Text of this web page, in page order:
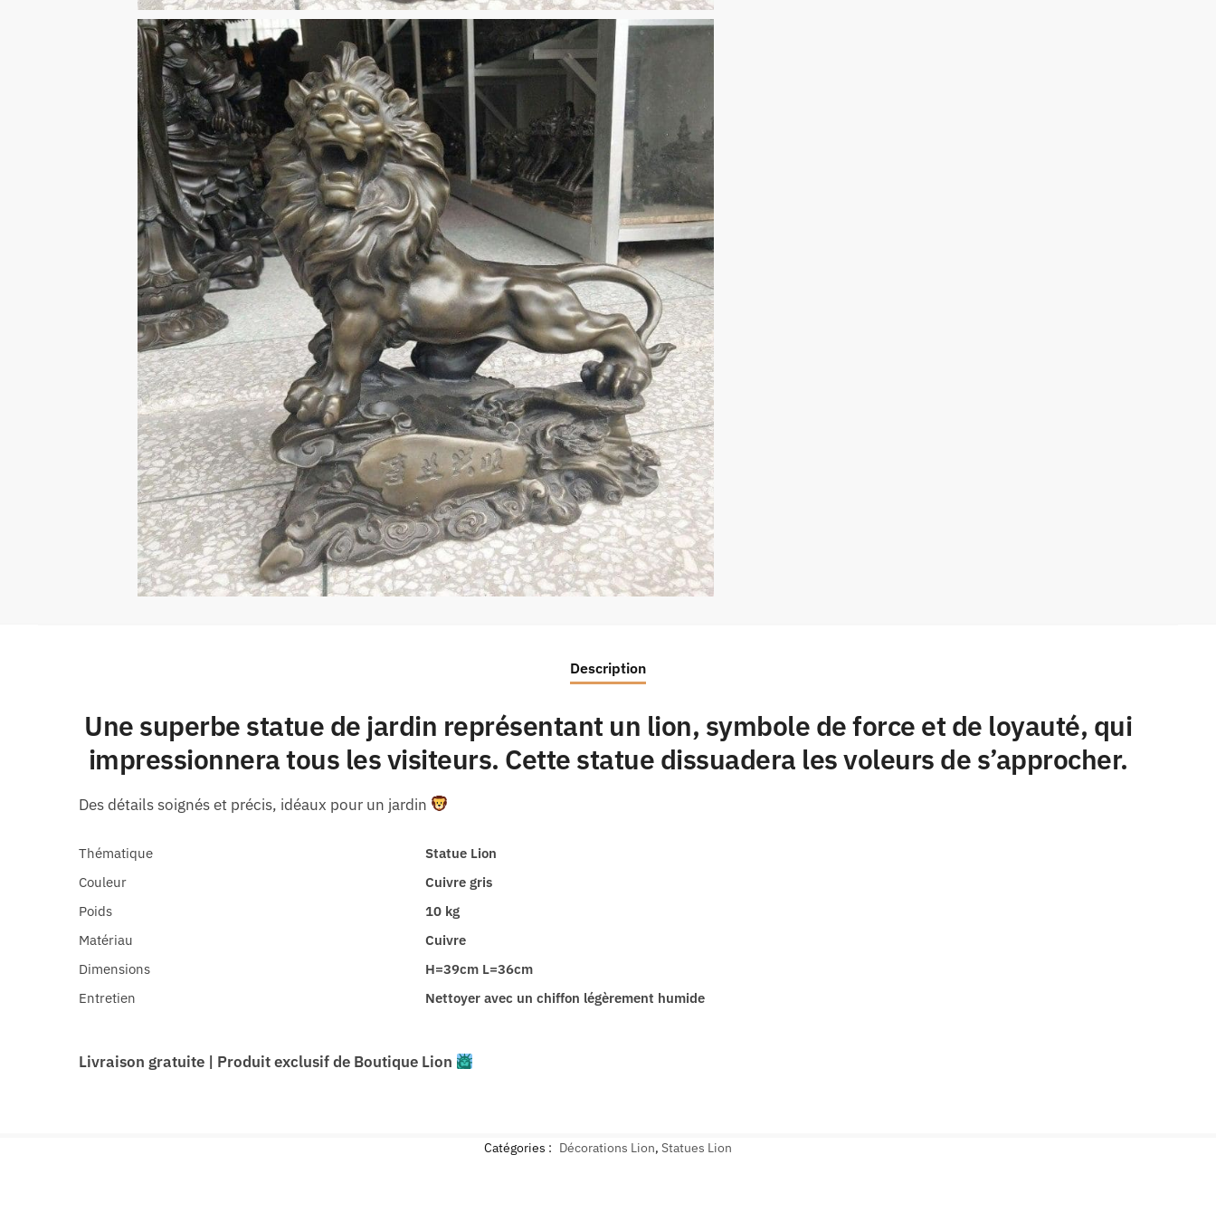
Description
Une superbe statue de jardin représentant un lion, symbole de force et de loyauté, qui
impressionnera tous les visiteurs. Cette statue dissuadera les voleurs de s’approcher.
Des détails soignés et précis, idéaux pour un jardin
Thématique
Statue Lion
Couleur
Cuivre gris
Poids
10 kg
Matériau
Cuivre
Dimensions
H=39cm L=36cm
Entretien
Nettoyer avec un chiffon légèrement humide
Livraison gratuite | Produit exclusif de Boutique Lion
Catégories : Décorations Lion, Statues Lion